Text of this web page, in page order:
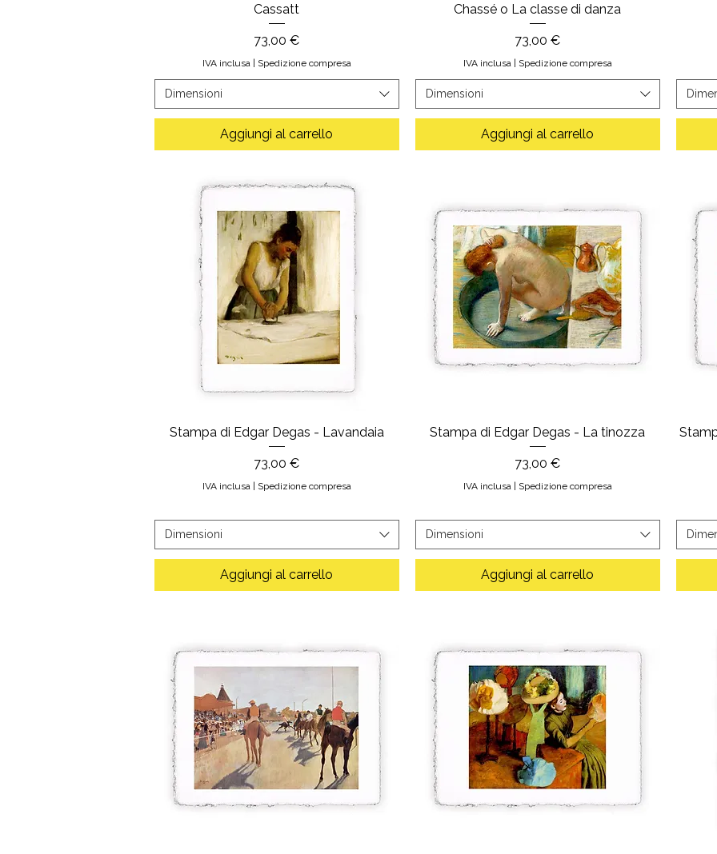
Cassatt
Prezzo
73,00 €
IVA inclusa| Spedizione compresa
Dimensioni
Aggiungi al carrello
Chassé o La classe di danza
Prezzo
73,00 €
IVA inclusa| Spedizione compresa
Dimensioni
Aggiungi al carrello
Stampa di Edgar Degas - Lavandaia
Prezzo
73,00 €
IVA inclusa | Spedizione compresa
Dimensioni
Aggiungi al carrello
Stampa di Edgar Degas - La tinozza
Prezzo
73,00 €
IVA inclusa | Spedizione compresa
Dimensioni
Aggiungi al carrello